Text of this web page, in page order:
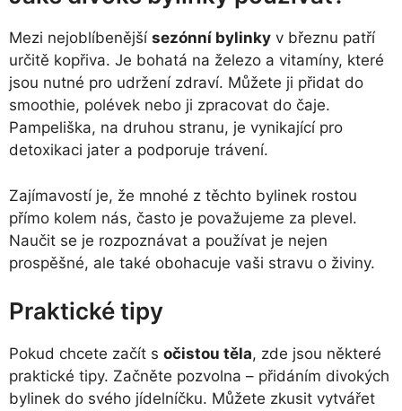
Mezi nejoblíbenější sezónní bylinky v březnu patří
určitě kopřiva. Je bohatá na železo a vitamíny, které
jsou nutné pro udržení zdraví. Můžete ji přidat do
smoothie, polévek nebo ji zpracovat do čaje.
Pampeliška, na druhou stranu, je vynikající pro
detoxikaci jater a podporuje trávení.
Zajímavostí je, že mnohé z těchto bylinek rostou
přímo kolem nás, často je považujeme za plevel.
Naučit se je rozpoznávat a používat je nejen
prospěšné, ale také obohacuje vaši stravu o živiny.
Praktické tipy
Pokud chcete začít s očistou těla, zde jsou některé
praktické tipy. Začněte pozvolna – přidáním divokých
bylinek do svého jídelníčku. Můžete zkusit vytvářet